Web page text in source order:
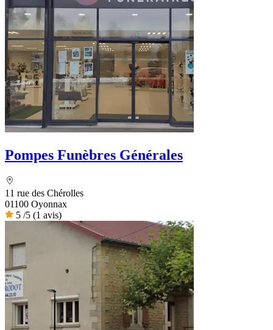
Pompes Funèbres Générales
11 rue des Chérolles
01100 Oyonnax
5 /5 (1 avis)